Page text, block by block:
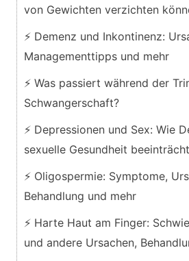
von Gewichten verzichten
⚡ Demenz und Inkontinenz:
Managementtipps und mehr
⚡ Was passiert während der
Schwangerschaft?
⚡ Depressionen und Sex: Wie
sexuelle Gesundheit
⚡ Oligospermie: Symptome,
Behandlung und mehr
⚡ Harte Haut am Finger:
und andere Ursachen,